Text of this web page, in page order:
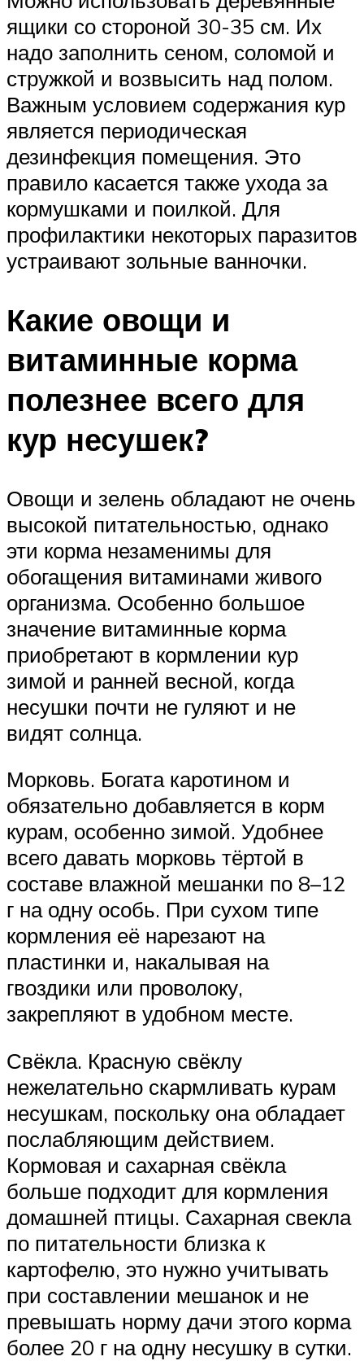
ящики со стороной 30-35 см. Их
надо заполнить сеном, соломой и
стружкой и возвысить над полом.
Важным условием содержания кур
является периодическая
дезинфекция помещения. Это
правило касается также ухода за
кормушками и поилкой. Для
профилактики некоторых паразитов
устраивают зольные ванночки.
Какие овощи и
витаминные корма
полезнее всего для
кур несушек?
Овощи и зелень обладают не очень
высокой питательностью, однако
эти корма незаменимы для
обогащения витаминами живого
организма. Особенно большое
значение витаминные корма
приобретают в кормлении кур
зимой и ранней весной, когда
несушки почти не гуляют и не
видят солнца.
Морковь. Богата каротином и
обязательно добавляется в корм
курам, особенно зимой. Удобнее
всего давать морковь тёртой в
составе влажной мешанки по 8–12
г на одну особь. При сухом типе
кормления её нарезают на
пластинки и, накалывая на
гвоздики или проволоку,
закрепляют в удобном месте.
Свёкла. Красную свёклу
нежелательно скармливать курам
несушкам, поскольку она обладает
послабляющим действием.
Кормовая и сахарная свёкла
больше подходит для кормления
домашней птицы. Сахарная свекла
по питательности близка к
картофелю, это нужно учитывать
при составлении мешанок и не
превышать норму дачи этого корма
более 20 г на одну несушку в сутки.